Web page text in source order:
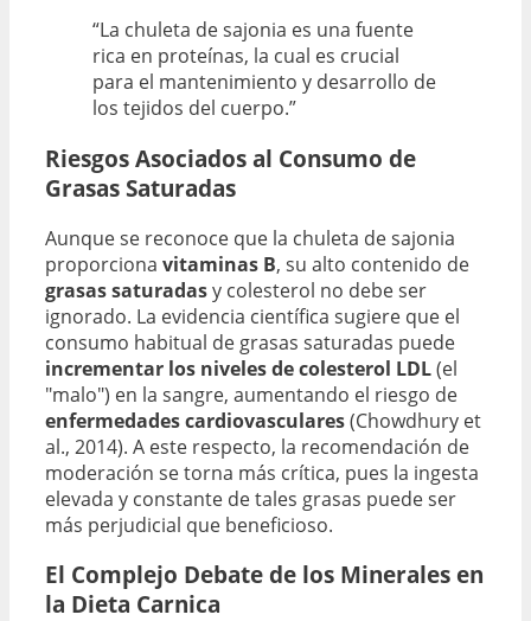
“La chuleta de sajonia es una fuente
rica en proteínas, la cual es crucial
para el mantenimiento y desarrollo de
los tejidos del cuerpo.”
Riesgos Asociados al Consumo de
Grasas Saturadas
Aunque se reconoce que la chuleta de sajonia
proporciona vitaminas B, su alto contenido de
grasas saturadasy colesterol no debe ser
ignorado. La evidencia científica sugiere que el
consumo habitual de grasas saturadas puede
incrementar los niveles de colesterol LDL(el
"malo") en la sangre, aumentando el riesgo de
enfermedades cardiovasculares(Chowdhury et
al., 2014). A este respecto, la recomendación de
moderación se torna más crítica, pues la ingesta
elevada y constante de tales grasas puede ser
más perjudicial que beneficioso.
El Complejo Debate de los Minerales en
la Dieta Carnica